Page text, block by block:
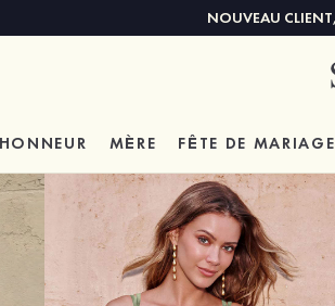
NOUVEAU
MÈRE FÊTE DE MARIAGE